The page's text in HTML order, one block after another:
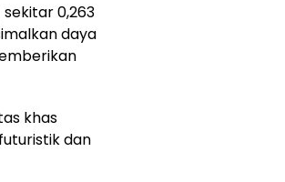
0,263
daya
khas
dan